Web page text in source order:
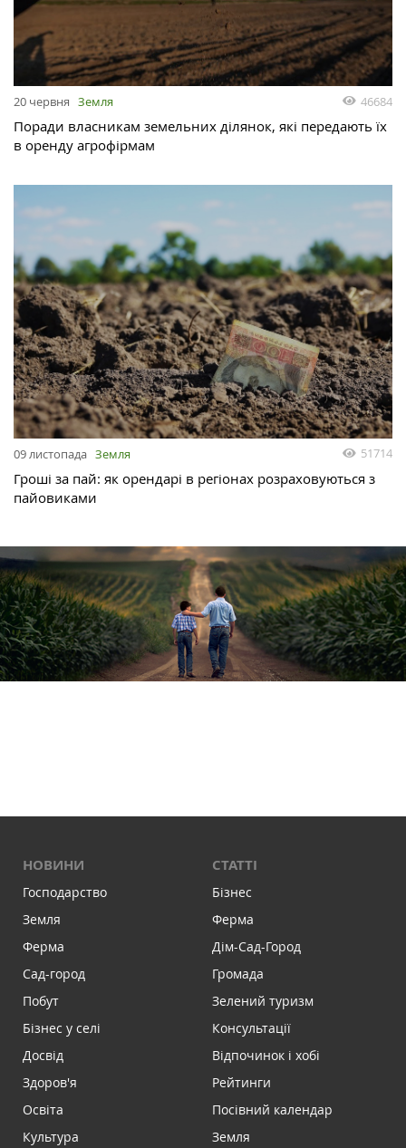
20 червня Земля 46684
Поради власникам земельних ділянок, які передають їх
в оренду агрофірмам
09 листопада Земля 51714
Гроші за пай: як орендарі в регіонах розраховуються з
пайовиками
НОВИНИ
Господарство
Земля
Ферма
Сад-город
Побут
Бізнес у селі
Досвід
Здоров'я
Освіта
Культура
СТАТТІ
Бізнес
Ферма
Дім-Сад-Город
Громада
Зелений туризм
Консультації
Відпочинок і хобі
Рейтинги
Посівний календар
Земля